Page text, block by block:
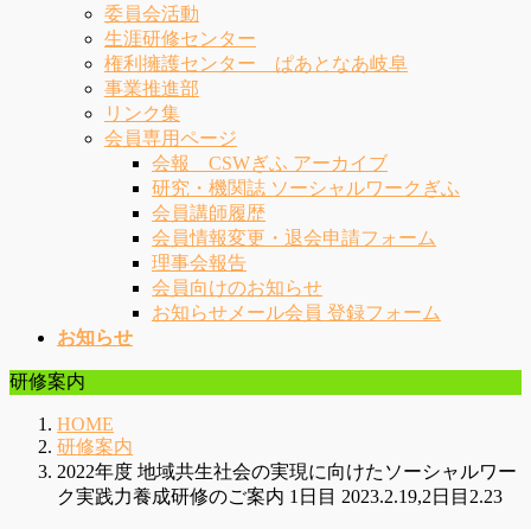
委員会活動
生涯研修センター
権利擁護センター ぱあとなあ岐阜
事業推進部
リンク集
会員専用ページ
会報 CSWぎふ アーカイブ
研究・機関誌 ソーシャルワークぎふ
会員講師履歴
会員情報変更・退会申請フォーム
理事会報告
会員向けのお知らせ
お知らせメール会員 登録フォーム
お知らせ
研修案内
HOME
研修案内
2022年度 地域共生社会の実現に向けたソーシャルワー
ク実践力養成研修のご案内 1日目 2023.2.19,2日目2.23